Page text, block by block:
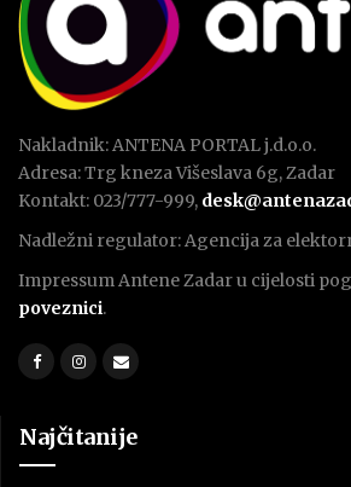
Nakladnik: ANTENA PORTAL j.d.o.o.
Adresa: Trg kneza Višeslava 6g, Zadar
Kontakt: 023/777-999,
Nadležni regulator: Agencija za
Impressum Antene Zadar u cijelosti
poveznici.
Najčitanije